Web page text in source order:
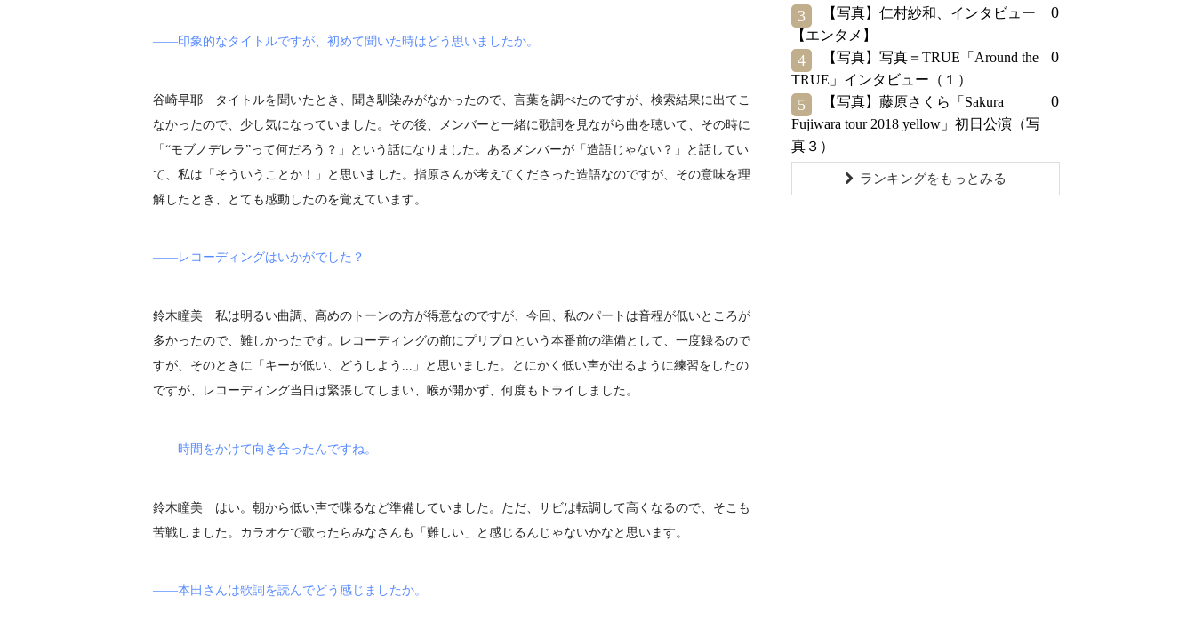
――印象的なタイトルですが、初めて聞いた時はどう思いましたか。
谷崎早耶 タイトルを聞いたとき、聞き馴染みがなかったので、言葉を調べたのですが、検索結果に出てこ
なかったので、少し気になっていました。その後、メンバーと一緒に歌詞を見ながら曲を聴いて、その時に
「“モブノデレラ”って何だろう？」という話になりました。あるメンバーが「造語じゃない？」と話してい
て、私は「そういうことか！」と思いました。指原さんが考えてくださった造語なのですが、その意味を理
解したとき、とても感動したのを覚えています。
――レコーディングはいかがでした？
鈴木瞳美 私は明るい曲調、高めのトーンの方が得意なのですが、今回、私のパートは音程が低いところが
多かったので、難しかったです。レコーディングの前にプリプロという本番前の準備として、一度録るので
すが、そのときに「キーが低い、どうしよう...」と思いました。とにかく低い声が出るように練習をしたの
ですが、レコーディング当日は緊張してしまい、喉が開かず、何度もトライしました。
――時間をかけて向き合ったんですね。
鈴木瞳美 はい。朝から低い声で喋るなど準備していました。ただ、サビは転調して高くなるので、そこも
苦戦しました。カラオケで歌ったらみなさんも「難しい」と感じるんじゃないかなと思います。
――本田さんは歌詞を読んでどう感じましたか。
3
【写真】仁村紗和、インタビュー
【エンタメ】
0
4
【写真】写真＝TRUE「Around the
TRUE」インタビュー（１）
0
5
【写真】藤原さくら「Sakura
Fujiwara tour 2018 yellow」初日公演（写
真３）
0
ランキングをもっとみる